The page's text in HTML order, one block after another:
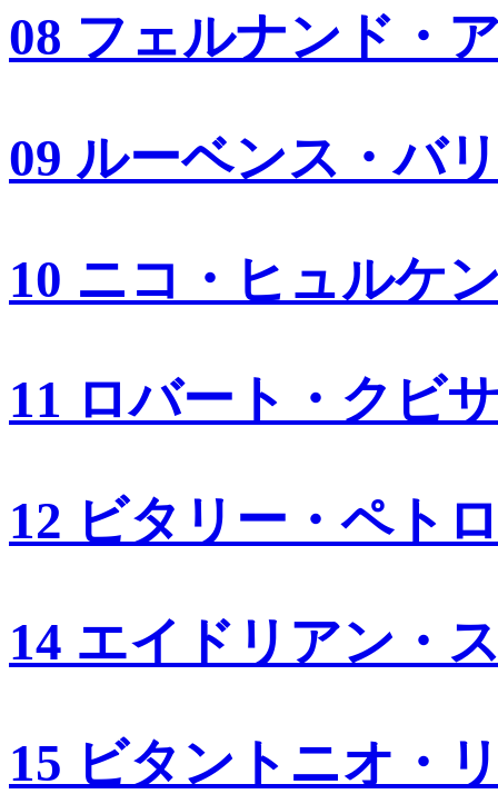
08 フェルナンド・
09 ルーベンス・バ
10 ニコ・ヒュルケ
11 ロバート・クビ
12 ビタリー・ペト
14 エイドリアン・
15 ビタントニオ・